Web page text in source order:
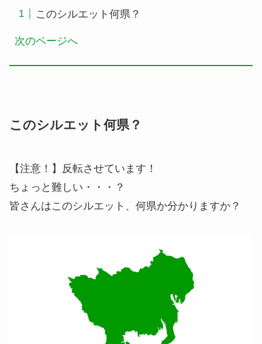
このシルエット何県？
次のページへ
このシルエット何県？
【注意！】反転させています！
ちょっと難しい・・・？
皆さんはこのシルエット、何県か分かりますか？